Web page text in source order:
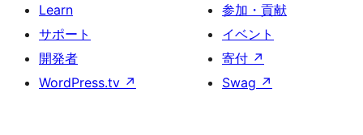
Learn
サポート
開発者
WordPress.tv ↗
参加・貢献
イベント
寄付 ↗
Swag ↗